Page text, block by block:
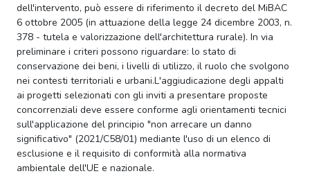
dell'intervento, può essere di riferimento il decreto del MiBAC
6 ottobre 2005 (in attuazione della legge 24 dicembre 2003, n.
378 - tutela e valorizzazione dell'architettura rurale). In via
preliminare i criteri possono riguardare: lo stato di
conservazione dei beni, i livelli di utilizzo, il ruolo che svolgono
nei contesti territoriali e urbani.L'aggiudicazione degli appalti
ai progetti selezionati con gli inviti a presentare proposte
concorrenziali deve essere conforme agli orientamenti tecnici
sull'applicazione del principio "non arrecare un danno
significativo" (2021/C58/01) mediante l'uso di un elenco di
esclusione e il requisito di conformità alla normativa
ambientale dell'UE e nazionale.